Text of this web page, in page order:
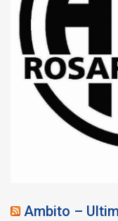
Ambito –